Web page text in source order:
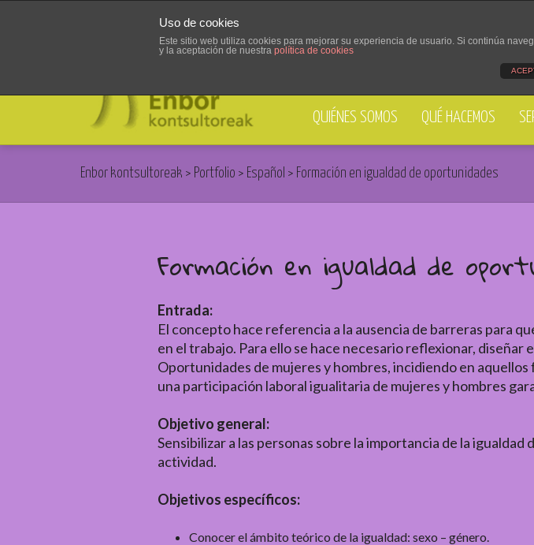
QUIÉNES SOMOS QUÉ HACEMOS
Enbor kontsultoreak > Portfolio > Español > Formación en igualdad de oportunidades
Formación en igualdad de
Entrada:
El concepto hace referencia a la ausencia de barreras para
en el trabajo. Para ello se hace necesario reflexionar,
Oportunidades de mujeres y hombres, incidiendo en
una participación laboral igualitaria de mujeres y hombres
Objetivo general:
Sensibilizar a las personas sobre la importancia de la
actividad.
Objetivos específicos:
Conocer el ámbito teórico de la igualdad: sexo – género.
Uso de cookies
Este sitio web utiliza cookies para mejorar su experiencia de usuario. Si continúa
y la aceptación de nuestra política de cookies